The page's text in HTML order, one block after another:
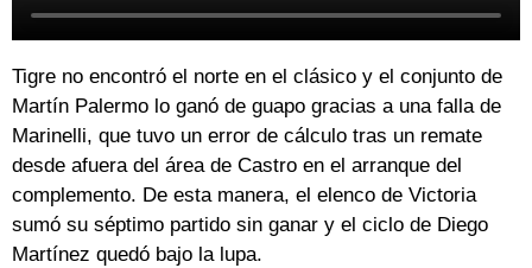
Tigre no encontró el norte en el clásico y el conjunto de
Martín Palermo lo ganó de guapo gracias a una falla de
Marinelli, que tuvo un error de cálculo tras un remate
desde afuera del área de Castro en el arranque del
complemento. De esta manera, el elenco de Victoria
sumó su séptimo partido sin ganar y el ciclo de Diego
Martínez quedó bajo la lupa.